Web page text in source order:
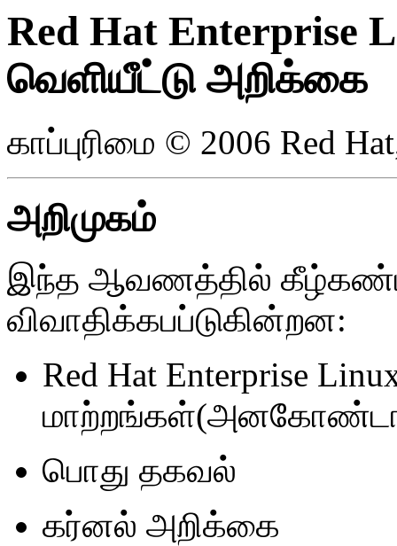
Red Hat Enterprise
வெளியீட்டு அறிக்கை
காப்புரிமை © 2006 Red
அறிமுகம்
இந்த ஆவணத்தில்
விவாதிக்கபப்டுகின்றன:
Red Hat Enterprise
பொது தகவல்
கர்னல் அறிக்கை